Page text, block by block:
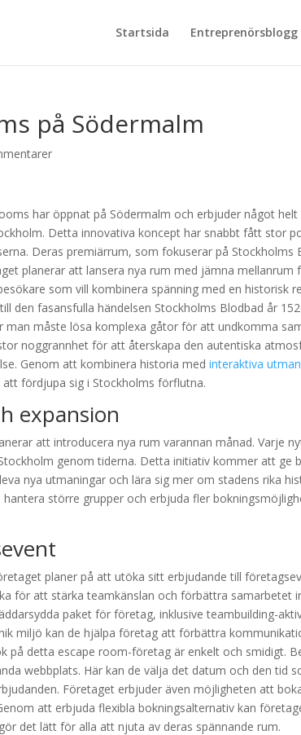
Startsida Entreprenörsblogg
på Södermalm
har öppnat på Södermalm och erbjuder något helt
Detta innovativa koncept har snabbt fått stor
Deras premiärrum, som fokuserar på Stockholms
planerar att lansera nya rum med jämna mellanrum
som vill kombinera spänning med en historisk
den fasansfulla händelsen Stockholms Blodbad år
man måste lösa komplexa gåtor för att undkomma
noggrannhet för att återskapa den autentiska
Genom att kombinera historia medinteraktiva
fördjupa sig i Stockholms förflutna.
expansion
att introducera nya rum varannan månad. Varje
genom tiderna. Detta initiativ kommer att ge
nya utmaningar och lära sig mer om stadens rika
större grupper och erbjuda fler
planer på att utöka sitt erbjudande till
för att stärka teamkänslan och förbättra samarbetet
paket för företag, inklusive teambuilding-
miljö kan de hjälpa företag att förbättra
på detta escape room-företag är enkelt och smidigt.
webbplats. Här kan de välja det datum och den tid
Företaget erbjuder även möjligheten att
att erbjuda flexibla bokningsalternativ kan
det lätt för alla att njuta av deras spännande rum.